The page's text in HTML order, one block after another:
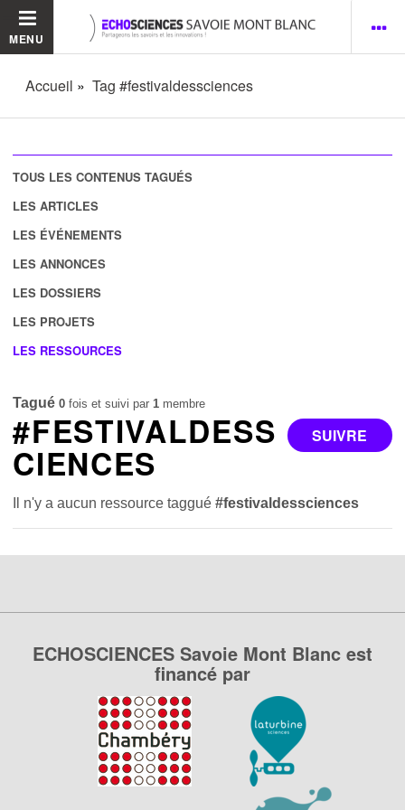
MENU
Accueil Tag #festivaldessciences
TOUS LES CONTENUS TAGUÉS
LES ARTICLES
LES ÉVÉNEMENTS
LES ANNONCES
LES DOSSIERS
LES PROJETS
LES RESSOURCES
Tagué 0 fois et suivi par 1 membre
SUIVRE
#FESTIVALDESS
CIENCES
Il n'y a aucun ressource taggué#festivaldessciences
ECHOSCIENCES Savoie Mont Blanc est
financé par